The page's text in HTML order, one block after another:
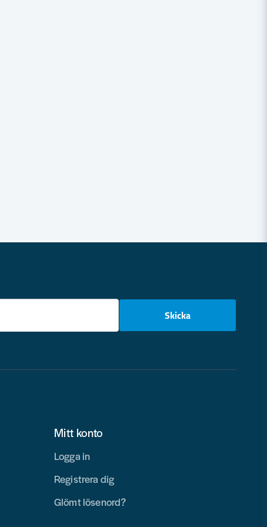
Skicka
Mitt konto
Logga in
Registrera dig
Glömt lösenord?